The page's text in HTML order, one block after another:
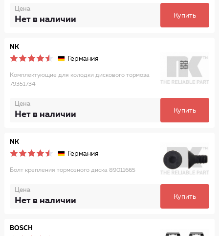
Цена
Нет в наличии Купить
NK
Германия
Комплектующие для колодки дискового тормоза
79351734
Цена
Нет в наличии Купить
NK
Германия
Болт крепления тормозного диска 89011665
Цена
Нет в наличии Купить
BOSCH